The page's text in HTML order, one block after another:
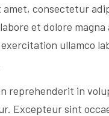
consectetur
et dolore magna
ullamco
reprehenderit in
Excepteur sint